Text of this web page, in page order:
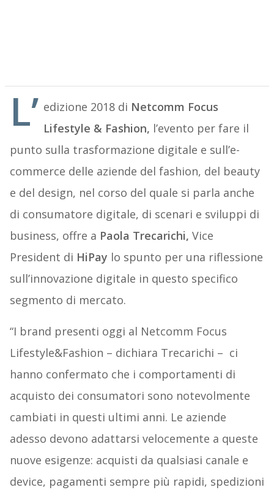
L’ edizione 2018 di Netcomm Focus
Lifestyle & Fashion, l’evento per fare il
punto sulla trasformazione digitale e sull’e-
commerce delle aziende del fashion, del beauty
e del design, nel corso del quale si parla anche
di consumatore digitale, di scenari e sviluppi di
business, offre a Paola Trecarichi, Vice
President di HiPay lo spunto per una riflessione
sull’innovazione digitale in questo specifico
segmento di mercato.
“I brand presenti oggi al Netcomm Focus
Lifestyle&Fashion – dichiara Trecarichi – ci
hanno confermato che i comportamenti di
acquisto dei consumatori sono notevolmente
cambiati in questi ultimi anni. Le aziende
adesso devono adattarsi velocemente a queste
nuove esigenze: acquisti da qualsiasi canale e
device, pagamenti sempre più rapidi, spedizioni